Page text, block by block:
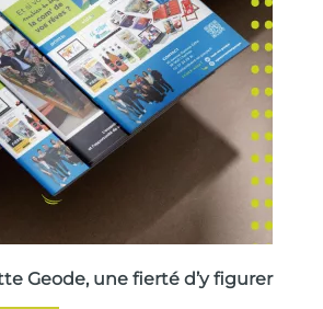
Geode, une fierté d’y figurer